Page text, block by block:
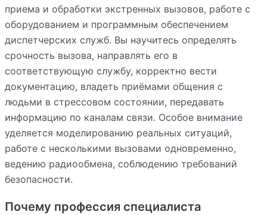
приема и обработки экстренных вызовов, работе с
оборудованием и программным обеспечением
диспетчерских служб. Вы научитесь определять
срочность вызова, направлять его в
соответствующую службу, корректно вести
документацию, владеть приёмами общения с
людьми в стрессовом состоянии, передавать
информацию по каналам связи. Особое внимание
уделяется моделированию реальных ситуаций,
работе с несколькими вызовами одновременно,
ведению радиообмена, соблюдению требований
безопасности.
Почему профессия специалиста